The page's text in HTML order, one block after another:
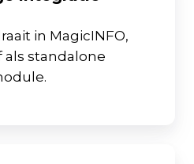
in MagicINFO,
als standalone